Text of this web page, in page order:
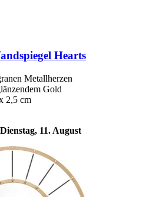
Hearts
Metallherzen
Gold
2,5 cm
11. August